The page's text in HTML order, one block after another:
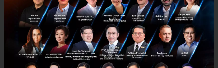
AI นำไปสู่อนาคตดีขึ้น หรือนำไปสู่ปัญหารูปแบบใหม่